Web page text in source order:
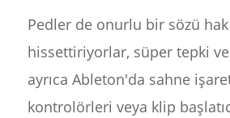
Pedler de onurlu bir sözü
hissettiriyorlar, süper tepki
ayrıca Ableton'da sahne
kontrolörleri veya klip